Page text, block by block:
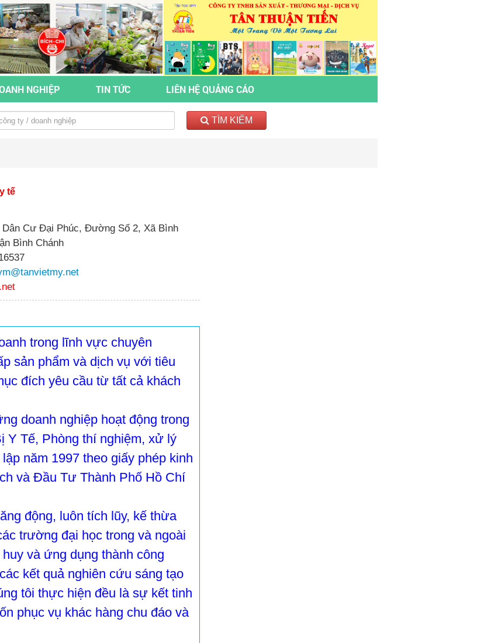
NGHIỆP TIN TỨC LIÊN HỆ QUẢNG CÁO
TÌM KIẾM
tế
Dân Cư Đại Phúc, Đường Số 2, Xã Bình
Bình Chánh
trong lĩnh vực chuyên
sản phẩm và dịch vụ với tiêu
đích yêu cầu từ tất cả khách
doanh nghiệp hoạt động trong
Y Tế, Phòng thí nghiệm, xử lý
năm 1997 theo giấy phép kinh
và Đầu Tư Thành Phố Hồ Chí
động, luôn tích lũy, kế thừa
trường đại học trong và ngoài
và ứng dụng thành công
kết quả nghiên cứu sáng tạo
tôi thực hiện đều là sự kết tinh
phục vụ khác hàng chu đáo và